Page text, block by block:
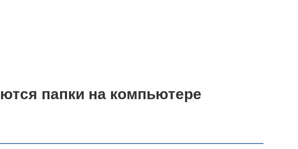
папки на компьютере